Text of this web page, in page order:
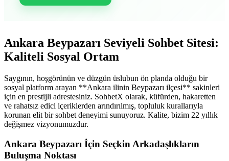
Ankara Beypazarı Seviyeli Sohbet Sitesi:
Kaliteli Sosyal Ortam
Saygının, hoşgörünün ve düzgün üslubun ön planda olduğu bir
sosyal platform arayan **Ankara ilinin Beypazarı ilçesi** sakinleri
için en prestijli adrestesiniz. SohbetX olarak, küfürden, hakaretten
ve rahatsız edici içeriklerden arındırılmış, topluluk kurallarıyla
korunan elit bir sohbet deneyimi sunuyoruz. Kalite, bizim 22 yıllık
değişmez vizyonumuzdur.
Ankara Beypazarı İçin Seçkin Arkadaşlıkların
Buluşma Noktası